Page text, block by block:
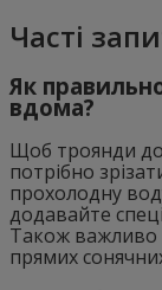
Часті
Як
вдома?
Щоб троянди
потрібно
прохолодну
додавайте
Також важливо
прямих